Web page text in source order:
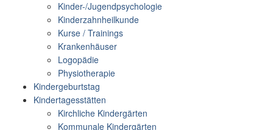
Kinder-/Jugendpsychologie
Kinderzahnheilkunde
Kurse / Trainings
Krankenhäuser
Logopädie
Physiotherapie
Kindergeburtstag
Kindertagesstätten
Kirchliche Kindergärten
Kommunale Kindergärten